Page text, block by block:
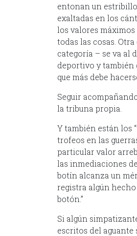
entonan un
exaltadas en los
los valores
todas las cosas.
categoría – se va al
deportivo y también
que más debe
Seguir
la tribuna propia.
Y también están los
trofeos en las
particular valor
las inmediaciones
botín alcanza un
registra algún hecho
botón.”
Si algún
escritos del